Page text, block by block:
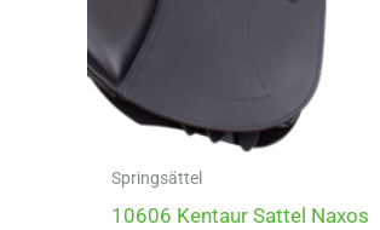
Springsättel
10606 Kentaur Sattel Naxos